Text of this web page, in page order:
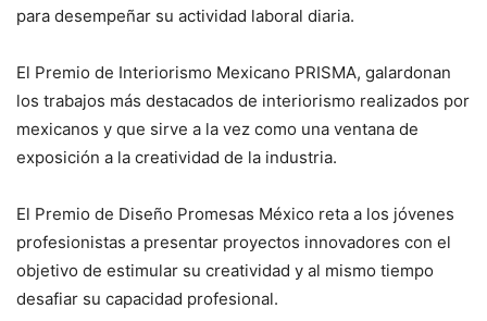
para desempeñar su actividad laboral diaria.
El Premio de Interiorismo Mexicano PRISMA, galardonan
los trabajos más destacados de interiorismo realizados por
mexicanos y que sirve a la vez como una ventana de
exposición a la creatividad de la industria.
El Premio de Diseño Promesas México reta a los jóvenes
profesionistas a presentar proyectos innovadores con el
objetivo de estimular su creatividad y al mismo tiempo
desafiar su capacidad profesional.